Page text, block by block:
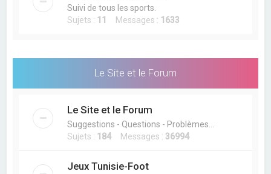
Suivi de tous les sports.
Sujets : 11 Messages : 1633
Le Site et le Forum
Le Site et le Forum
Suggestions - Questions - Problèmes...
Sujets : 184 Messages : 36994
Jeux Tunisie-Foot